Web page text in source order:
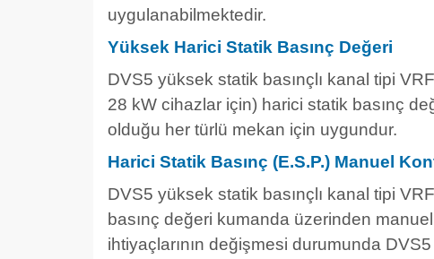
uygulanabilmektedir.
Yüksek Harici Statik Basınç Değeri
DVS5 yüksek statik basınçlı kanal tipi
28 kW cihazlar için) harici statik basınç
olduğu her türlü mekan için uygundur.
Harici Statik Basınç (E.S.P.) Manuel
DVS5 yüksek statik basınçlı kanal tipi
basınç değeri kumanda üzerinden
ihtiyaçlarının değişmesi durumunda